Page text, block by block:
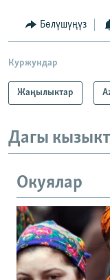
Бөлүшүңүз
Куржундар
Жаңылыктар
Дагы
Окуялар